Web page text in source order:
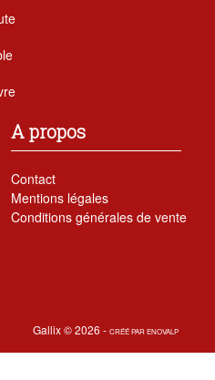
A propos
Contact
Mentions légales
Conditions générales de vente
Gallix © 2026 - CRÉÉ PARENOVALP